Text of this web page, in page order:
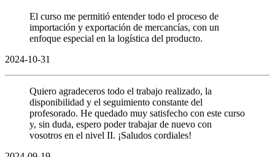
El curso me permitió entender todo el proceso de
importación y exportación de mercancías, con un
enfoque especial en la logística del producto.
2024-10-31
Quiero agradeceros todo el trabajo realizado, la
disponibilidad y el seguimiento constante del
profesorado. He quedado muy satisfecho con este curso
y, sin duda, espero poder trabajar de nuevo con
vosotros en el nivel II. ¡Saludos cordiales!